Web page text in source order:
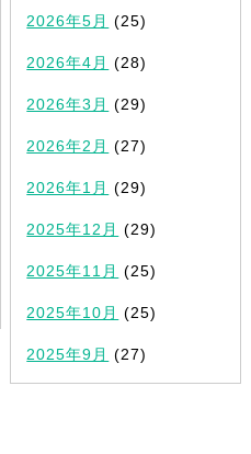
2026年5月 (25)
2026年4月 (28)
2026年3月 (29)
2026年2月 (27)
2026年1月 (29)
2025年12月 (29)
2025年11月 (25)
2025年10月 (25)
2025年9月 (27)